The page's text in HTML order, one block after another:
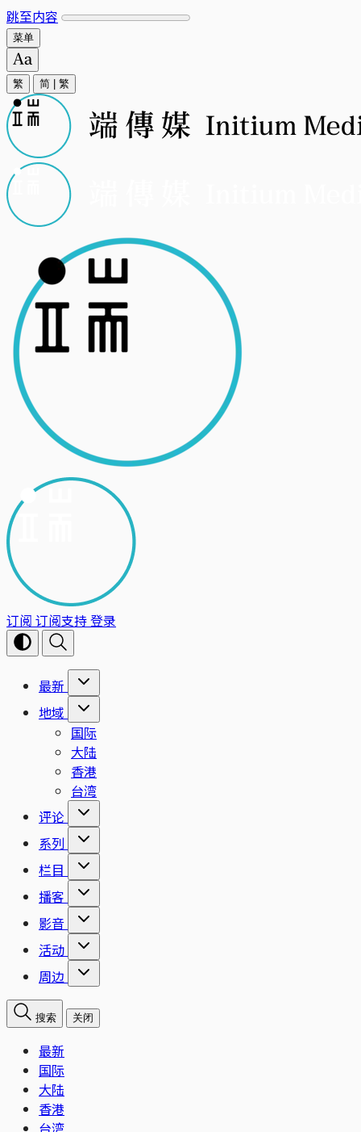
跳至内容
菜单
繁 简 繁
订阅 订阅支持登录
最新
地域
国际
大陆
香港
台湾
评论
系列
栏目
播客
影音
活动
周边
搜索 关闭
最新
国际
大陆
香港
台湾